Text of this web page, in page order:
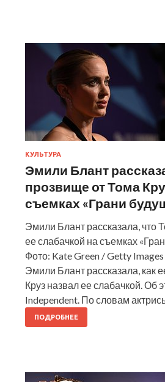
КУЛЬТУРА
Эмили Блант
прозвище от Тома
съемках «Грани
Эмили Блант рассказала, что
ее слабачкой на съемках
Фото: Kate Green / Getty
Эмили Блант рассказала, как
Круз назвал ее слабачкой. Об
Independent. По словам
ПОДРОБНЕЕ